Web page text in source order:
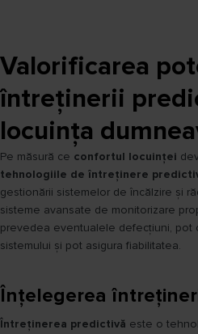
Valorificarea
întreținerii
locuința
Pe măsură ce confortul locuinței
tehnologiile de întreținere
gestionării sistemelor de încălzire și
sisteme avansate de monitorizare
prevedea eventualele defecțiuni, pot
sistemului și pot asigura fiabilitatea.
Înțelegerea
Întreținerea predictivă este o